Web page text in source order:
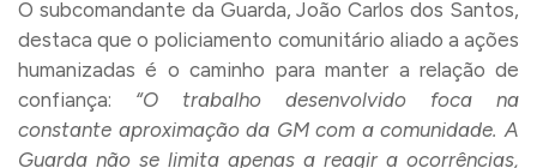
O subcomandante da Guarda, João Carlos dos Santos,
destaca que o policiamento comunitário aliado a ações
humanizadas é o caminho para manter a relação de
confiança: “O trabalho desenvolvido foca na
constante aproximação da GM com a comunidade. A
Guarda não se limita apenas a reagir a ocorrências,